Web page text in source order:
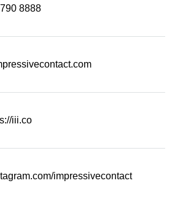
8888
iii.co
impressivecontact